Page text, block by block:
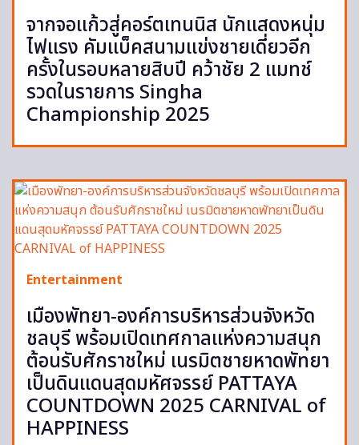
จากจอแก้วสู่คอร์ตเทนนิส นักแสดงหนุ่ม
ไฟแรง คัมแบ็คสนามแข่งชายเดี่ยวอีก
ครั้งในรอบหลายสิบปี คว้าชัย 2 แมทช์
รวดในรายการ Singha
Championship 2025
Entertainment
เมืองพัทยา-องค์การบริหารส่วนจังหวัด
ชลบุรี พร้อมเปิดเทศกาลแห่งความสนุก
ต้อนรับศักราชใหม่ เนรมิตชายหาดพัทยา
เป็นดินแดนสุดมหัศจรรย์ PATTAYA
COUNTDOWN 2025 CARNIVAL of
HAPPINESS